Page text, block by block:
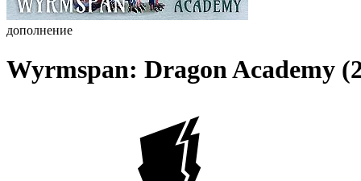
дополнение
Wyrmspan: Dragon Academy